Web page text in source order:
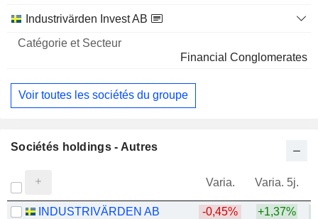
Industrivärden Invest AB
Financial Conglomerates
Voir toutes les sociétés du groupe
Sociétés holdings - Autres
Varia. Varia. 5j.
INDUSTRIVÄRDEN AB -0,45% +1,37%